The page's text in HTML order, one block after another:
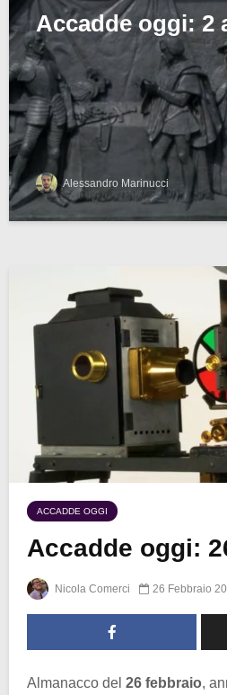
Accadde oggi: 2
Alessandro Marinucci
ACCADDE OGGI
Accadde oggi:
Nicola Comerci 26 Febbraio
Almanacco del 26 febbraio,